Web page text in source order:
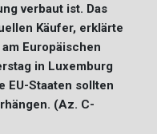
verbaut ist. Das
Käufer, erklärte
Europäischen
in Luxemburg
EU-Staaten sollten
(Az. C-